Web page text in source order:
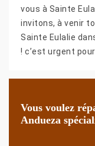
vous à Sainte
invitons, à venir
Sainte Eulalie
! c’est urgent
Vous voulez
Andueza